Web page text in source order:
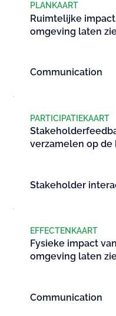
PLANKAART
Ruimtelijke
omgeving laten
Communication
PARTICIPATIEKAART
verzamelen op de
Stakeholder
EFFECTENKAART
Fysieke impact
omgeving laten
Communication